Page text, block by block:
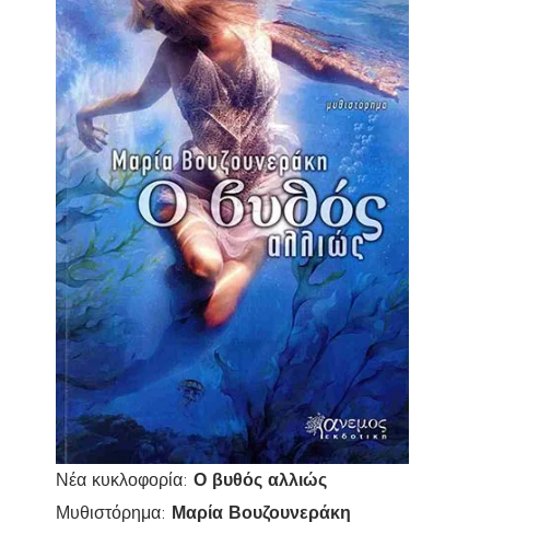
Νέα κυκλοφορία:Ο βυθός αλλιώς
Μυθιστόρημα: Μαρία Βουζουνεράκη